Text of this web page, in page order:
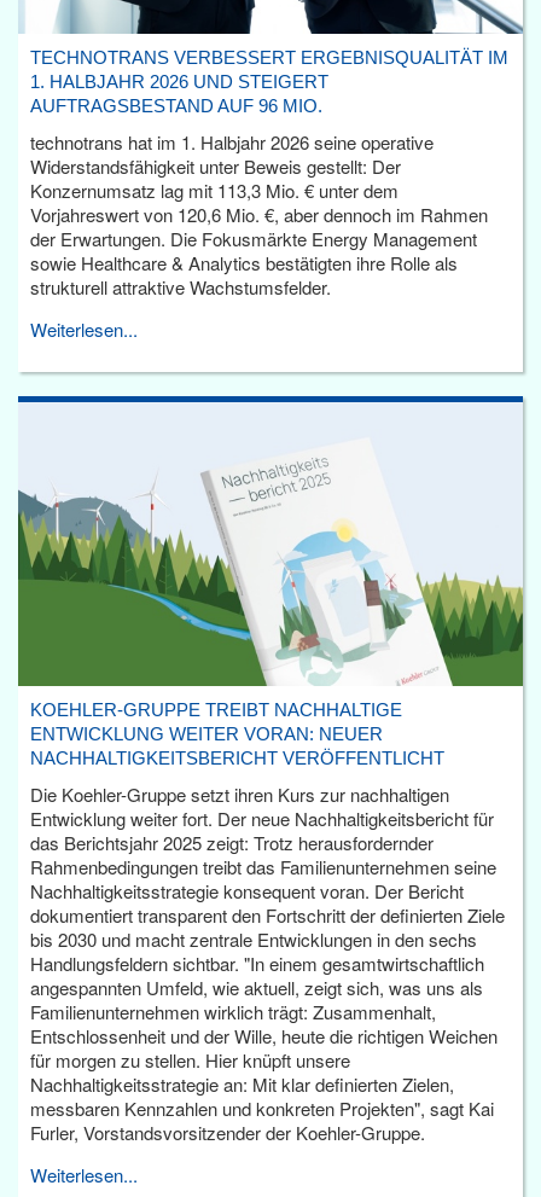
TECHNOTRANS VERBESSERT ERGEBNISQUALITÄT IM
1. HALBJAHR 2026 UND STEIGERT
AUFTRAGSBESTAND AUF 96 MIO.
technotrans hat im 1. Halbjahr 2026 seine operative
Widerstandsfähigkeit unter Beweis gestellt: Der
Konzernumsatz lag mit 113,3 Mio. € unter dem
Vorjahreswert von 120,6 Mio. €, aber dennoch im Rahmen
der Erwartungen. Die Fokusmärkte Energy Management
sowie Healthcare & Analytics bestätigten ihre Rolle als
strukturell attraktive Wachstumsfelder.
Weiterlesen...
KOEHLER-GRUPPE TREIBT NACHHALTIGE
ENTWICKLUNG WEITER VORAN: NEUER
NACHHALTIGKEITSBERICHT VERÖFFENTLICHT
Die Koehler-Gruppe setzt ihren Kurs zur nachhaltigen
Entwicklung weiter fort. Der neue Nachhaltigkeitsbericht für
das Berichtsjahr 2025 zeigt: Trotz herausfordernder
Rahmenbedingungen treibt das Familienunternehmen seine
Nachhaltigkeitsstrategie konsequent voran. Der Bericht
dokumentiert transparent den Fortschritt der definierten Ziele
bis 2030 und macht zentrale Entwicklungen in den sechs
Handlungsfeldern sichtbar. "In einem gesamtwirtschaftlich
angespannten Umfeld, wie aktuell, zeigt sich, was uns als
Familienunternehmen wirklich trägt: Zusammenhalt,
Entschlossenheit und der Wille, heute die richtigen Weichen
für morgen zu stellen. Hier knüpft unsere
Nachhaltigkeitsstrategie an: Mit klar definierten Zielen,
messbaren Kennzahlen und konkreten Projekten", sagt Kai
Furler, Vorstandsvorsitzender der Koehler-Gruppe.
Weiterlesen...